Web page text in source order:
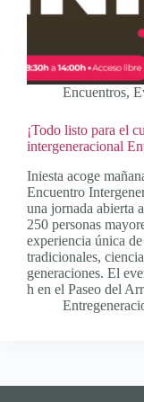
Encuentros,
¡Todo listo para el
intergeneracional
Iniesta acoge
Encuentro
una jornada abierta
250 personas
experiencia única
tradicionales,
generaciones. El
h en el Paseo del